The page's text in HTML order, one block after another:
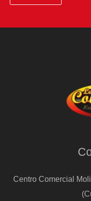
Centro Comercial